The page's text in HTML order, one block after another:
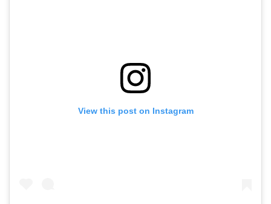
View this post on Instagram